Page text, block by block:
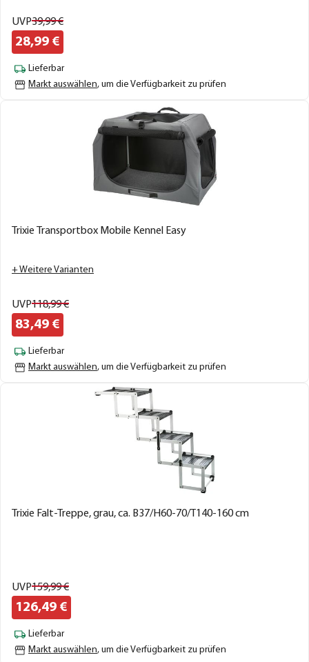
UVP39,99€
28,99 €
Lieferbar
Markt auswählen, um die Verfügbarkeit zu prüfen
Trixie Transportbox Mobile Kennel Easy
+ Weitere Varianten
UVP118,99€
83,49 €
Lieferbar
Markt auswählen, um die Verfügbarkeit zu prüfen
Trixie Falt-Treppe, grau, ca. B37/H60-70/T140-160 cm
UVP159,99€
126,49 €
Lieferbar
Markt auswählen, um die Verfügbarkeit zu prüfen